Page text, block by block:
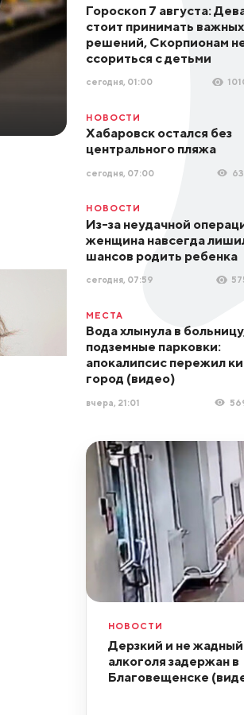
Гороскоп 7 августа:
стоит принимать важных
решений, Скорпионам
ссориться с детьми
сегодня, 01:00
НОВОСТИ
Хабаровск остался без
центрального пляжа
сегодня, 07:00
НОВОСТИ
Из-за неудачной
женщина навсегда
шансов родить ребенка
сегодня, 07:59
МЕСТА
Вода хлынула в
подземные парковки:
апокалипсис пережил
город (видео)
вчера, 21:01
НОВОСТИ
Дерзкий и не
алкоголя задержан в
Благовещенске